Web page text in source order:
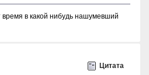
время в какой нибудь нашумевший
Цитата